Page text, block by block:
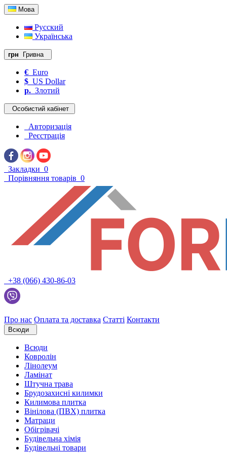
Мова
Русский
Українська
грн Гривна
€ Euro
$ US Dollar
р. Злотий
Особистий кабінет
Авторизація
Реєстрація
Закладки 0
Порівняння товарів 0
+38 (066) 430-86-03
Про нас Оплата та доставка Статті Контакти
Всюди
Всюди
Ковролін
Лінолеум
Ламінат
Штучна трава
Брудозахисні килимки
Килимова плитка
Вінілова (ПВХ) плитка
Матраци
Обігрівачі
Будівельна хімія
Будівельні товари